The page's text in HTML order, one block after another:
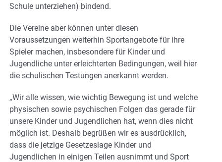
Schule unterziehen) bindend.
Die Vereine aber können unter diesen
Voraussetzungen weiterhin Sportangebote für ihre
Spieler machen, insbesondere für Kinder und
Jugendliche unter erleichterten Bedingungen, weil hier
die schulischen Testungen anerkannt werden.
„Wir alle wissen, wie wichtig Bewegung ist und welche
physischen sowie psychischen Folgen das gerade für
unsere Kinder und Jugendlichen hat, wenn dies nicht
möglich ist. Deshalb begrüßen wir es ausdrücklich,
dass die jetzige Gesetzeslage Kinder und
Jugendlichen in einigen Teilen ausnimmt und Sport